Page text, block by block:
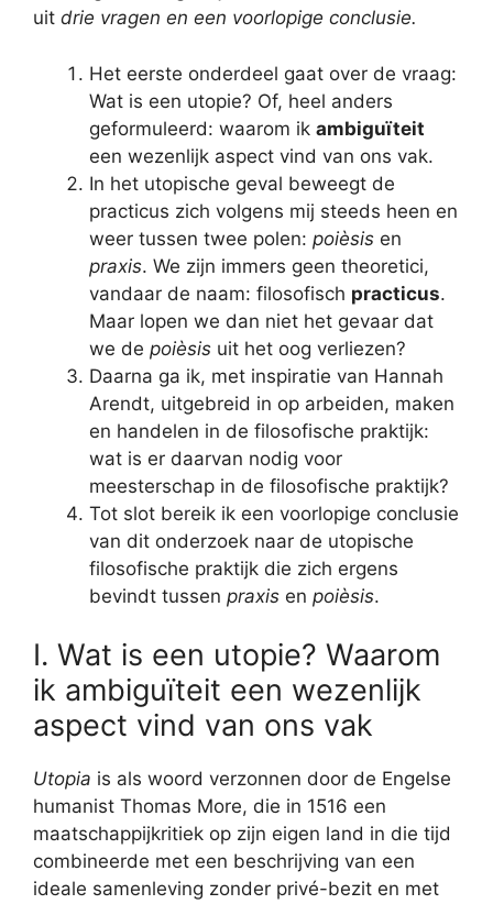
uit drie vragen en een voorlopige conclusie.
Het eerste onderdeel gaat over de vraag:
Wat is een utopie? Of, heel anders
geformuleerd: waarom ik ambiguïteit
een wezenlijk aspect vind van ons vak.
In het utopische geval beweegt de
practicus zich volgens mij steeds heen en
weer tussen twee polen: poièsis en
praxis. We zijn immers geen theoretici,
vandaar de naam: filosofisch practicus.
Maar lopen we dan niet het gevaar dat
we de poièsis uit het oog verliezen?
Daarna ga ik, met inspiratie van Hannah
Arendt, uitgebreid in op arbeiden, maken
en handelen in de filosofische praktijk:
wat is er daarvan nodig voor
meesterschap in de filosofische praktijk?
Tot slot bereik ik een voorlopige conclusie
van dit onderzoek naar de utopische
filosofische praktijk die zich ergens
bevindt tussen praxis en poièsis.
I. Wat is een utopie? Waarom
ik ambiguïteit een wezenlijk
aspect vind van ons vak
Utopia is als woord verzonnen door de Engelse
humanist Thomas More, die in 1516 een
maatschappijkritiek op zijn eigen land in die tijd
combineerde met een beschrijving van een
ideale samenleving zonder privé-bezit en met